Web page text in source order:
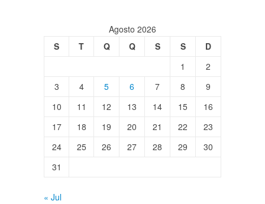
Agosto 2026
S
T Q Q S S
D
1
2
3
4 5 6 7 8
9
10
11 12 13 14 15
16
17
18 19 20 21 22
23
24
25 26 27 28 29
30
31
« Jul